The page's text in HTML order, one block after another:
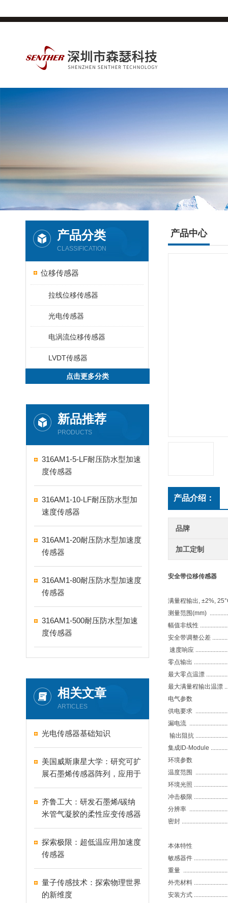
产品分类
CLASSIFICATION
位移传感器
拉线位移传感器
光电传感器
电涡流位移传感器
LVDT传感器
点击更多分类
新品推荐
PRODUCTS
316AM1-5-LF耐压防水型加速
度传感器
316AM1-10-LF耐压防水型加
速度传感器
316AM1-20耐压防水型加速度
传感器
316AM1-80耐压防水型加速度
传感器
316AM1-500耐压防水型加速
度传感器
相关文章
ARTICLES
光电传感器基础知识
美国威斯康星大学：研究可扩
展石墨烯传感器阵列，应用于
水中毒素的实时监测
齐鲁工大：研发石墨烯/碳纳
米管气凝胶的柔性应变传感器
探索极限：超低温应用加速度
传感器
量子传感技术：探索物理世界
的新维度
产品中心
产品介绍：
品牌
加工定制
安全带位移传感器
满量程输出, ±2%,
测量范围(mm)
幅值非线性
安全带调整公差
速度响应
零点输出
最大零点温漂
最大满量程输出温漂
电气参数
供电要求
漏电流
输出阻抗
集成ID-Module
环境参数
温度范围
环境光照
冲击极限
分辨率
密封
本体特性
敏感器件
重量
外壳材料
安装方式